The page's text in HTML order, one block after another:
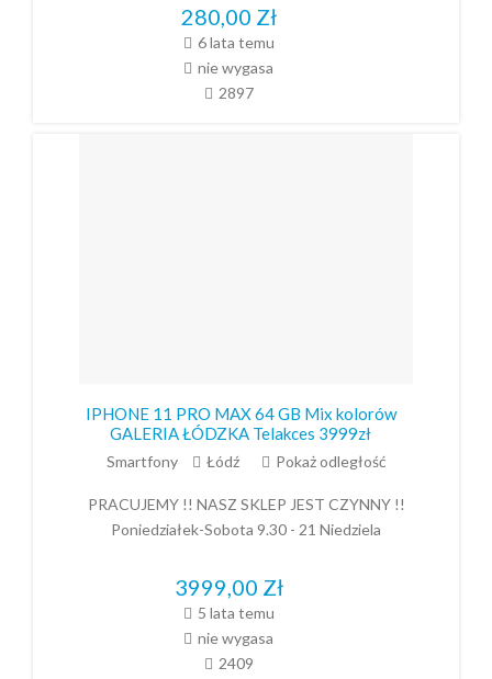
280,00 Zł
6 lata temu
nie wygasa
2897
IPHONE 11 PRO MAX 64 GB Mix kolorów
GALERIA ŁÓDZKA Telakces 3999zł
Smartfony Łódź Pokaż odległość
PRACUJEMY !! NASZ SKLEP JEST CZYNNY !!
Poniedziałek-Sobota 9.30 - 21 Niedziela
3999,00 Zł
5 lata temu
nie wygasa
2409